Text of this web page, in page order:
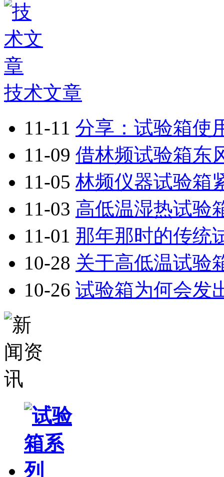
技术文章
11-11 分享：试验箱使
11-09 借林频试验箱东
11-05 林频仪器试验箱
11-03 高低温湿热试验
11-01 那年那时的传统
10-28 关于高低温试验
10-26 试验箱为何会发